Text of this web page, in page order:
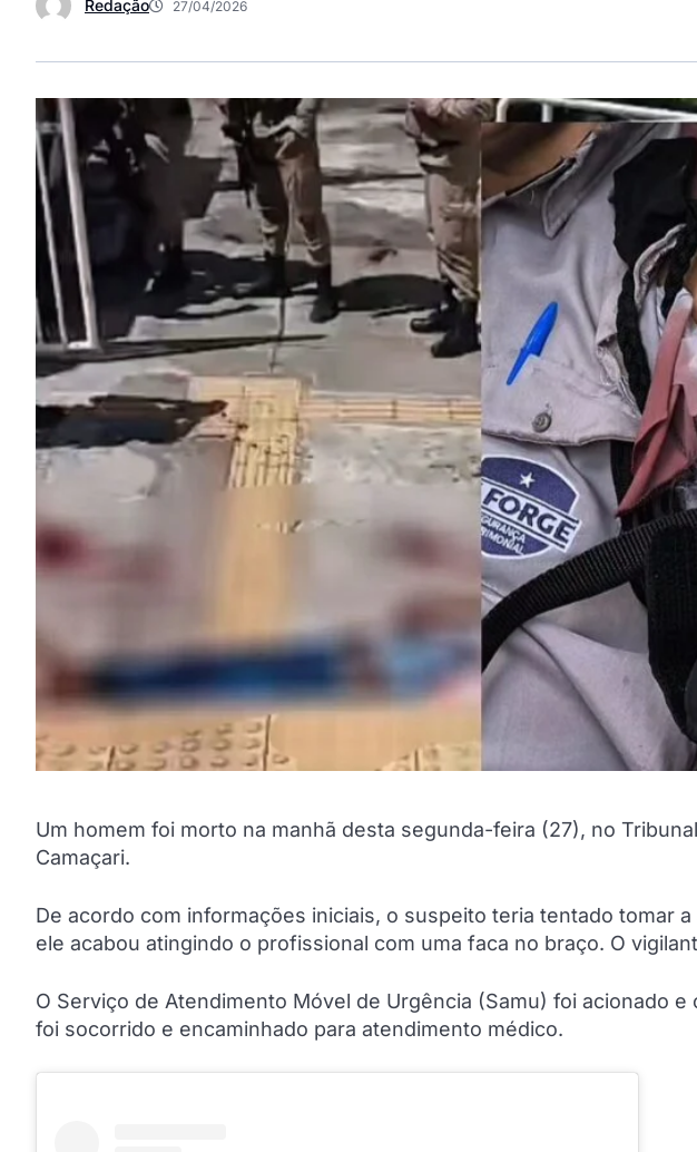
Redação 27/04/2026
Um homem foi morto na manhã desta segunda-feira (27), no
Camaçari.
De acordo com informações iniciais, o suspeito teria tentado tomar
ele acabou atingindo o profissional com uma faca no braço. O
O Serviço de Atendimento Móvel de Urgência (Samu) foi acionado
foi socorrido e encaminhado para atendimento médico.